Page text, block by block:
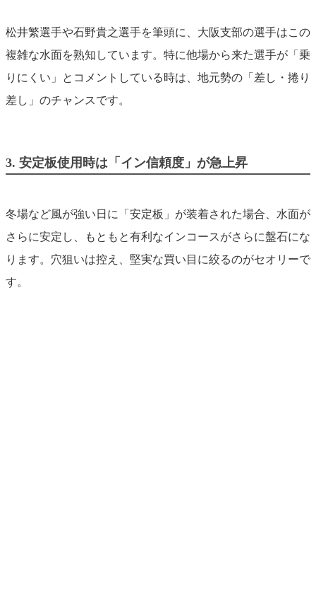
松井繁選手や石野貴之選手を筆頭に、大阪支部の選手はこの
複雑な水面を熟知しています。特に他場から来た選手が「乗
りにくい」とコメントしている時は、地元勢の「差し・捲り
差し」のチャンスです。
3. 安定板使用時は「イン信頼度」が急上昇
冬場など風が強い日に「安定板」が装着された場合、水面が
さらに安定し、もともと有利なインコースがさらに盤石にな
ります。穴狙いは控え、堅実な買い目に絞るのがセオリーで
す。